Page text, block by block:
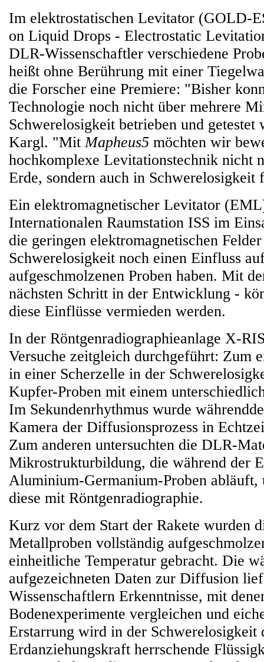
Im elektrostatischen Levitator (GOLD-
on Liquid Drops - Electrostatic
DLR-Wissenschaftler verschiedene
heißt ohne Berührung mit einer
die Forscher eine Premiere: "Bisher
Technologie noch nicht über mehrere
Schwerelosigkeit betrieben und getestet
Kargl. "MitMapheus5 möchten wir
hochkomplexe Levitationstechnik nicht
Erde, sondern auch in
Ein elektromagnetischer Levitator
Internationalen Raumstation ISS im
die geringen elektromagnetischen
Schwerelosigkeit noch einen Einfluss
aufgeschmolzenen Proben haben. Mit
nächsten Schritt in der Entwicklung -
diese Einflüsse vermieden werden.
In der Röntgenradiographieanlage X-
Versuche zeitgleich durchgeführt: Zum
in einer Scherzelle in der
Kupfer-Proben mit einem
Im Sekundenrhythmus wurde
Kamera der Diffusionsprozess in
Zum anderen untersuchten die DLR-
Mikrostrukturbildung, die während der
Aluminium-Germanium-Proben abläuft,
diese mit Röntgenradiographie.
Kurz vor dem Start der Rakete wurden
Metallproben vollständig
einheitliche Temperatur gebracht. Die
aufgezeichneten Daten zur Diffusion
Wissenschaftlern Erkenntnisse, mit
Bodenexperimente vergleichen und
Erstarrung wird in der Schwerelosigkeit
Erdanziehungskraft herrschende